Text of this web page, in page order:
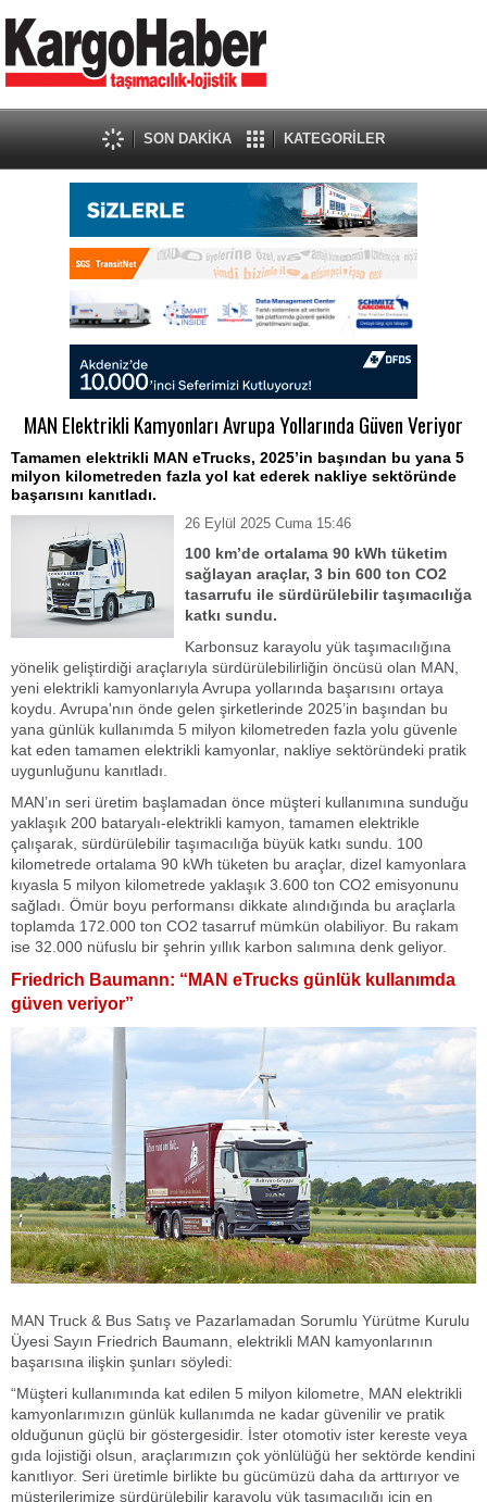
SON DAKİKA KATEGORİLER
MAN Elektrikli Kamyonları Avrupa Yollarında Güven Veriyor
Tamamen elektrikli MAN eTrucks, 2025’in başından bu yana 5
milyon kilometreden fazla yol kat ederek nakliye sektöründe
başarısını kanıtladı.
26 Eylül 2025 Cuma 15:46
100 km’de ortalama 90 kWh tüketim
sağlayan araçlar, 3 bin 600 ton CO2
tasarrufu ile sürdürülebilir taşımacılığa
katkı sundu.
Karbonsuz karayolu yük taşımacılığına
yönelik geliştirdiği araçlarıyla sürdürülebilirliğin öncüsü olan MAN,
yeni elektrikli kamyonlarıyla Avrupa yollarında başarısını ortaya
koydu. Avrupa'nın önde gelen şirketlerinde 2025’in başından bu
yana günlük kullanımda 5 milyon kilometreden fazla yolu güvenle
kat eden tamamen elektrikli kamyonlar, nakliye sektöründeki pratik
uygunluğunu kanıtladı.
MAN’ın seri üretim başlamadan önce müşteri kullanımına sunduğu
yaklaşık 200 bataryalı-elektrikli kamyon, tamamen elektrikle
çalışarak, sürdürülebilir taşımacılığa büyük katkı sundu. 100
kilometrede ortalama 90 kWh tüketen bu araçlar, dizel kamyonlara
kıyasla 5 milyon kilometrede yaklaşık 3.600 ton CO2 emisyonunu
sağladı. Ömür boyu performansı dikkate alındığında bu araçlarla
toplamda 172.000 ton CO2 tasarruf mümkün olabiliyor. Bu rakam
ise 32.000 nüfuslu bir şehrin yıllık karbon salımına denk geliyor.
Friedrich Baumann: “MAN eTrucks günlük kullanımda
güven veriyor”
MAN Truck & Bus Satış ve Pazarlamadan Sorumlu Yürütme Kurulu
Üyesi Sayın Friedrich Baumann, elektrikli MAN kamyonlarının
başarısına ilişkin şunları söyledi:
“Müşteri kullanımında kat edilen 5 milyon kilometre, MAN elektrikli
kamyonlarımızın günlük kullanımda ne kadar güvenilir ve pratik
olduğunun güçlü bir göstergesidir. İster otomotiv ister kereste veya
gıda lojistiği olsun, araçlarımızın çok yönlülüğü her sektörde kendini
kanıtlıyor. Seri üretimle birlikte bu gücümüzü daha da arttırıyor ve
müşterilerimize sürdürülebilir karayolu yük taşımacılığı için en